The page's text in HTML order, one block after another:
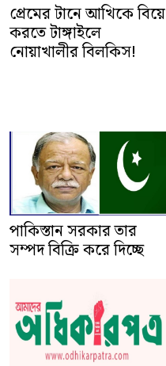
প্রেমের টানে আখিকে বিয়ে
করতে টাঙ্গাইলে
নোয়াখালীর বিলকিস!
পাকিস্তান সরকার তার
সম্পদ বিক্রি করে দিচ্ছে